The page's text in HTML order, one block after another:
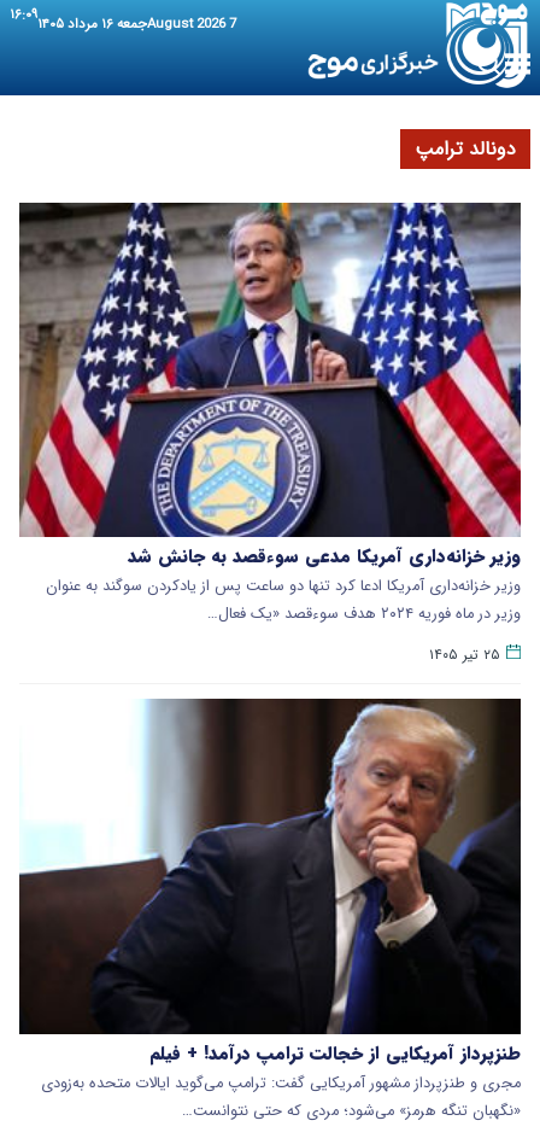
7 August 2026 جمعه ۱۶ مرداد ۱۴۰۵ ۱۶:۰۹
دونالد ترامپ
وزیر خزانه‌داری آمریکا مدعی سوءقصد به جانش شد
وزیر خزانه‌داری آمریکا ادعا کرد تنها دو ساعت پس از یادکردن سوگند به عنوان
وزیر در ماه فوریه ۲۰۲۴ هدف سوءقصد «یک فعال…
۲۵ تیر ۱۴۰۵
طنزپرداز آمریکایی از خجالت ترامپ درآمد! + فیلم
مجری و طنزپرداز مشهور آمریکایی گفت: ترامپ می‌گوید ایالات متحده به‌زودی
«نگهبان تنگه هرمز» می‌شود؛ مردی که حتی نتوانست…